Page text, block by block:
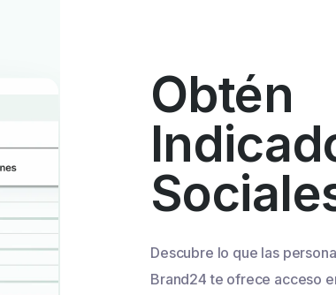
Obtén
Descubre lo que las
Brand24 te ofrece acceso